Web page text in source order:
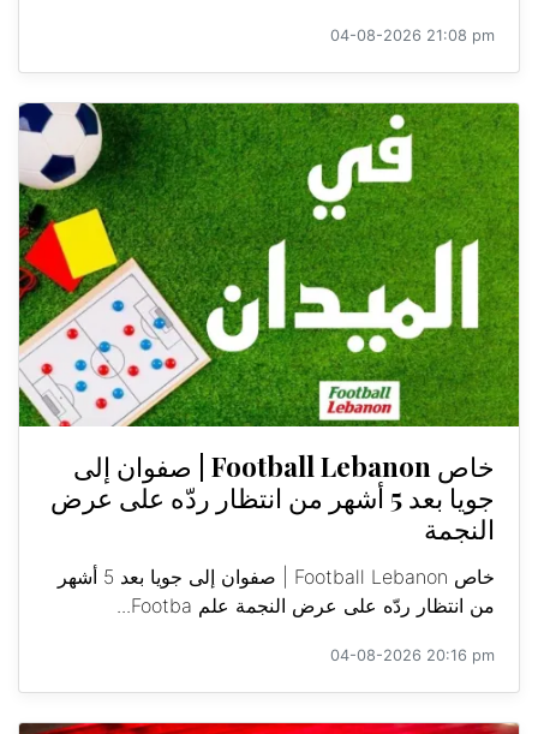
04-08-2026 21:08 pm
خاص Football Lebanon | صفوان إلى
جويا بعد 5 أشهر من انتظار ردّه على عرض
النجمة
خاص Football Lebanon | صفوان إلى جويا بعد 5 أشهر
من انتظار ردّه على عرض النجمة علم Footba...
04-08-2026 20:16 pm